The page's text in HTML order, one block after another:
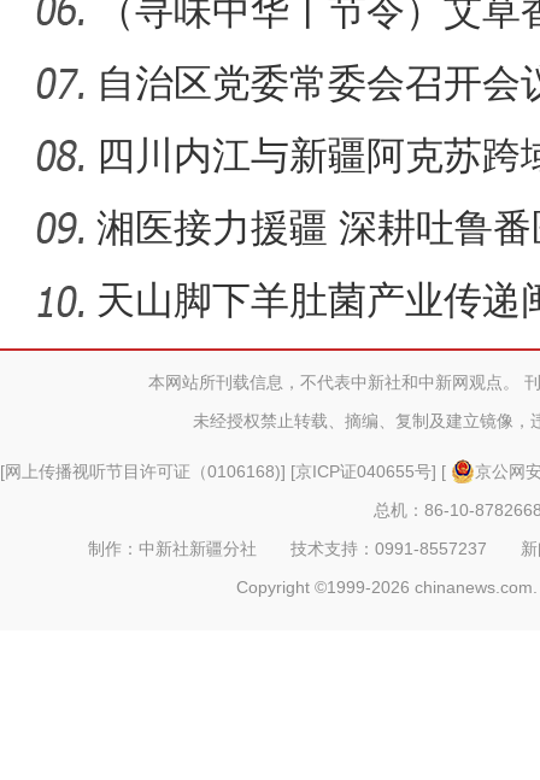
至盛夏始
（寻味中华丨节令）艾草
午粽
自治区党委常委会召开会
四川内江与新疆阿克苏
同体
湘医接力援疆 深耕吐鲁
天山脚下羊肚菌产业传递
本网站所刊载信息，不代表中新社和中新网观点。
未经授权禁止转载、摘编、复制及建立镜像，
[网上传播视听节目许可证（0106168)] [京ICP证040655号] [
京公网
总机：86-10-
制作：中新社新疆分社 技术支持：0991-8557237
Copyright ©1999-2026